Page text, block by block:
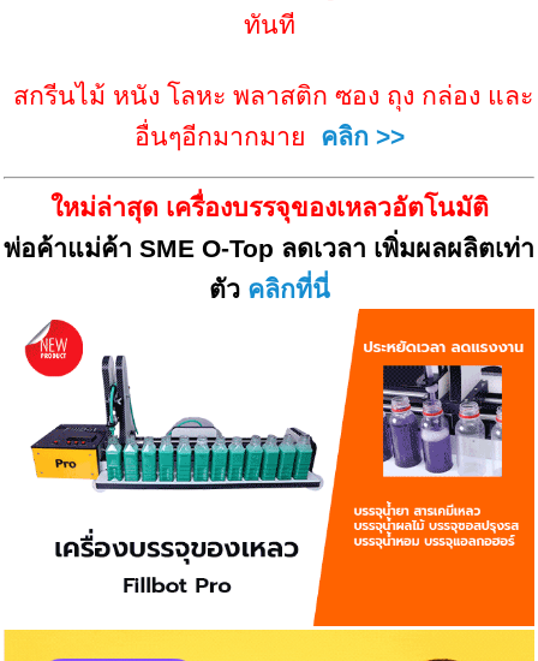
ทันที
สกรีนไม้ หนัง โลหะ พลาสติก ซอง ถุง กล่อง และ
อื่นๆอีกมากมาย
คลิก >>
ใหม่ล่าสุด เครื่องบรรจุของเหลวอัตโนมัติ
พ่อค้าแม่ค้า SME O-Top ลดเวลา เพิ่มผลผลิตเท่า
ตัว คลิกที่นี่